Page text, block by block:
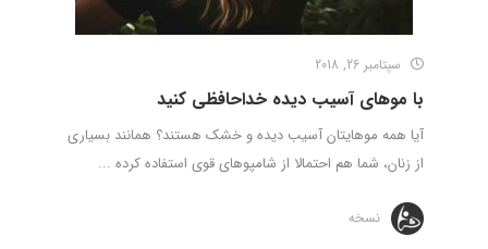
سپتامبر 26, 2018
با موهای آسیب دیده خداحافظی کنید
آیا همه موهایتان آسیب دیده و خشک هستند؟ همانند بسیاری
از زنان، شما هم احتمالا از شامپوهای قوی استفاده کرده ...
نسخه